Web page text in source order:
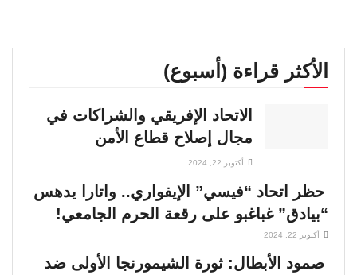
الأكثر قراءة (أسبوع)
الاتحاد الإفريقي والشراكات في
مجال إصلاح قطاع الأمن
أكتوبر 22, 2024
حظر اتحاد “فيسي” الإيفواري.. واتارا يدهس
“بيادق” غباغبو على رقعة الحرم الجامعي!
أكتوبر 22, 2024
صمود الأبطال: ثورة الشيمورنجا الأولى ضد